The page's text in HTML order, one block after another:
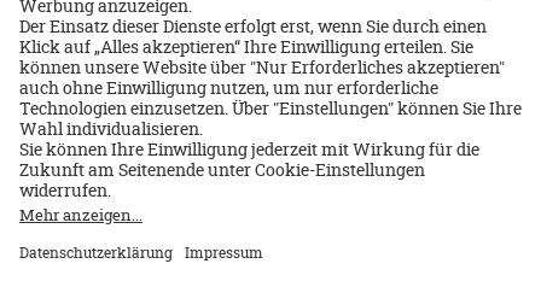
Frankreich/Paris & Umgebung
Hotel Victor Hugo Paris Kleber
8 Tage/Frühstück
Inkl. Flug ab/bis Deutschland
27.08.2026